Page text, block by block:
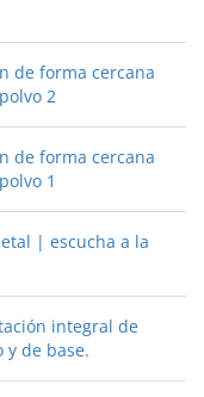
de forma cercana
2
de forma cercana
1
| escucha a la
integral de
de base.